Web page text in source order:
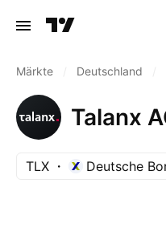
Märkte Deutschland
Talanx
TLX Deutsche